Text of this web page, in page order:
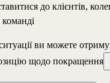
до клієнтів,
ви можете
щодо покращення